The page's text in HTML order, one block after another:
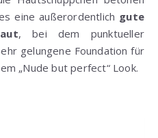
eine außerordentlich gute
, bei dem punktueller
gelungene Foundation für
„Nude but perfect“ Look.